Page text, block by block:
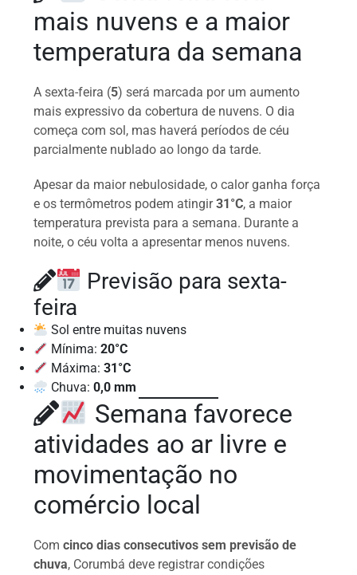
mais nuvens e a maior
temperatura da semana
A sexta-feira (5) será marcada por um aumento
mais expressivo da cobertura de nuvens. O dia
começa com sol, mas haverá períodos de céu
parcialmente nublado ao longo da tarde.
Apesar da maior nebulosidade, o calor ganha força
e os termômetros podem atingir31°C, a maior
temperatura prevista para a semana. Durante a
noite, o céu volta a apresentar menos nuvens.
Previsão para sexta-
feira
Sol entre muitas nuvens
Mínima:20°C
Máxima:31°C
Chuva:0,0 mm
Semana favorece
atividades ao ar livre e
movimentação no
comércio local
Comcinco dias consecutivos sem previsão de
chuva, Corumbá deve registrar condições